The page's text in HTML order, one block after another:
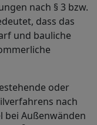
nach § 3 bzw.
dass das
und bauliche
oder
nach
bei Außenwänden